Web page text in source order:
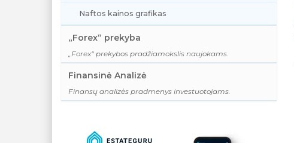
Naftos kainos grafikas
„Forex“ prekyba
„Forex“ prekybos pradžiamokslis naujokams.
Finansinė Analizė
Finansų analizės pradmenys investuotojams.